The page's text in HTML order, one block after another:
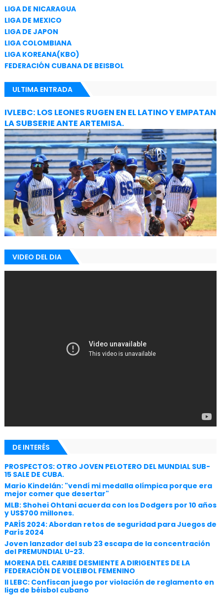
LIGA DE NICARAGUA
LIGA DE MEXICO
LIGA DE JAPON
LIGA COLOMBIANA
LIGA KOREANA(KBO)
FEDERACIÓN CUBANA DE BEISBOL
ULTIMA ENTRADA
IVLEBC: LOS LEONES RUGEN EN EL LATINO Y EMPATAN
LA SUBSERIE ANTE ARTEMISA.
VIDEO DEL DIA
DE INTERÉS
PROSPECTOS: OTRO JOVEN PELOTERO DEL MUNDIAL SUB-
15 SALE DE CUBA.
Mario Kindelán: "vendí mi medalla olímpica porque era
mejor comer que desertar"
MLB: Shohei Ohtani acuerda con los Dodgers por 10 años
y US$700 millones.
PARÍS 2024: Abordan retos de seguridad para Juegos de
París 2024
Joven lanzador del sub 23 escapa de la concentración
del PREMUNDIAL U-23.
MORENA DEL CARIBE DESMIENTE A DIRIGENTES DE LA
FEDERACIÓN DE VOLEIBOL FEMENINO
II LEBC: Confiscan juego por violación de reglamento en
liga de béisbol cubano